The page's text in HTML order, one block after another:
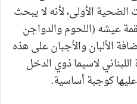
الأولى، لأنه لا يبحث
عيشه (اللحوم والدواجن
الألبان والأجبان على هذه
لاسيما ذوي الدخل
كوجبة أساسية.